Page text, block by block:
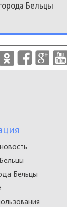
Бельцы
Бельцы